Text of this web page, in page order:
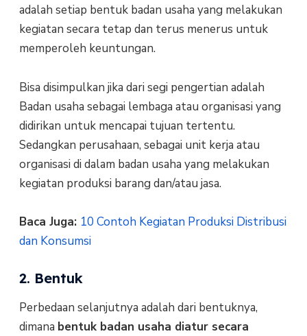
adalah setiap bentuk badan usaha yang melakukan
kegiatan secara tetap dan terus menerus untuk
memperoleh keuntungan.
Bisa disimpulkan jika dari segi pengertian adalah
Badan usaha sebagai lembaga atau organisasi yang
didirikan untuk mencapai tujuan tertentu.
Sedangkan perusahaan, sebagai unit kerja atau
organisasi di dalam badan usaha yang melakukan
kegiatan produksi barang dan/atau jasa.
Baca Juga: 10 Contoh Kegiatan Produksi Distribusi
dan Konsumsi
2. Bentuk
Perbedaan selanjutnya adalah dari bentuknya,
dimana bentuk badan usaha diatur secara